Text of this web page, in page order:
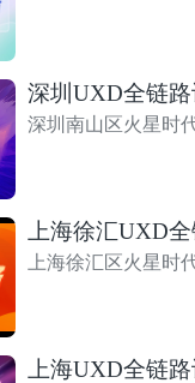
深圳UXD全链
深圳南山区火星时
上海徐汇UXD
上海徐汇区火星时
上海UXD全链